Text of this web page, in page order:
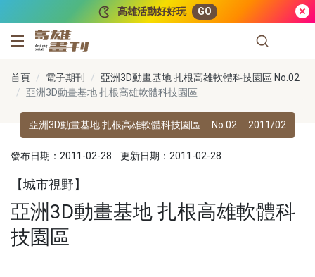
高雄活動好好玩 GO
高雄畫刊
首頁 電子期刊
亞洲3D動畫基地 扎根高雄軟體科技園區 No.02
亞洲3D動畫基地 扎根高雄軟體科技園區
亞洲3D動畫基地 扎根高雄軟體科技園區 No.02 2011/02
發布日期：2011-02-28 更新日期：2011-02-28
【城市視野】
亞洲3D動畫基地 扎根高雄軟體科
技園區